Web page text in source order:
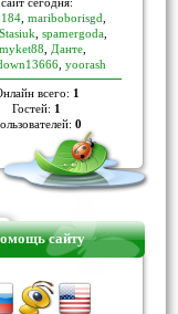
, mariboborisgd
spamergoda
Данте
, yoorash
всего: 1
Гостей: 1
0
сайту